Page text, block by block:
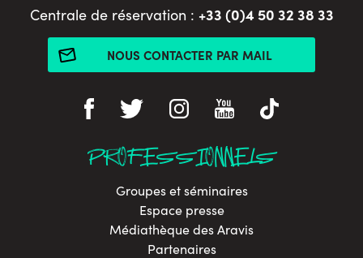
Centrale de réservation : +33 (0)4 50 32 38 33
NOUS CONTACTER PAR MAIL
PROFESSIONNELS
Groupes et séminaires
Espace presse
Médiathèque des Aravis
Partenaires